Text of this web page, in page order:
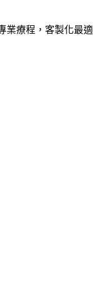
業療程，客製化最適